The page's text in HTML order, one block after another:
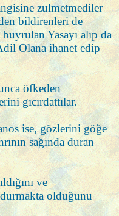
zulmetmediler
bildirenleri de
Yasayı alıp da
Olana ihanet edip
öfkeden
gıcırdattılar.
ise, gözlerini göğe
sağında duran
ve
durmakta olduğunu